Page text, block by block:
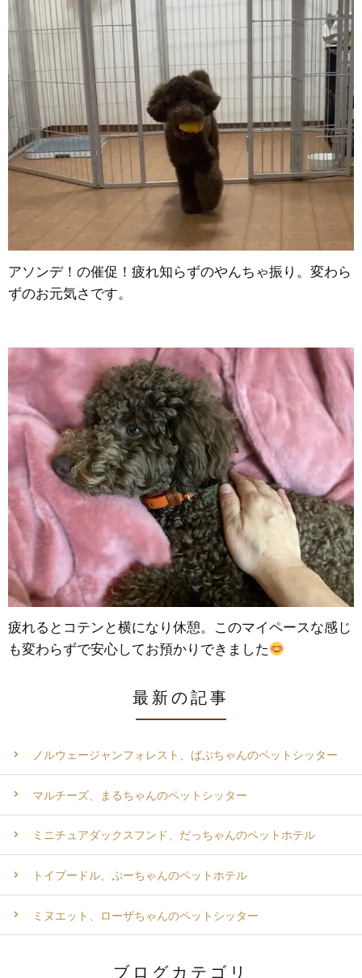
アソンデ！の催促！疲れ知らずのやんちゃ振り。変わら
ずのお元気さです。
疲れるとコテンと横になり休憩。このマイペースな感じ
も変わらずで安心してお預かりできました
最新の記事
ノルウェージャンフォレスト、ばぶちゃんのペットシッター
マルチーズ、まるちゃんのペットシッター
ミニチュアダックスフンド、だっちゃんのペットホテル
トイプードル、ぷーちゃんのペットホテル
ミヌエット、ローザちゃんのペットシッター
ブログカテゴリ